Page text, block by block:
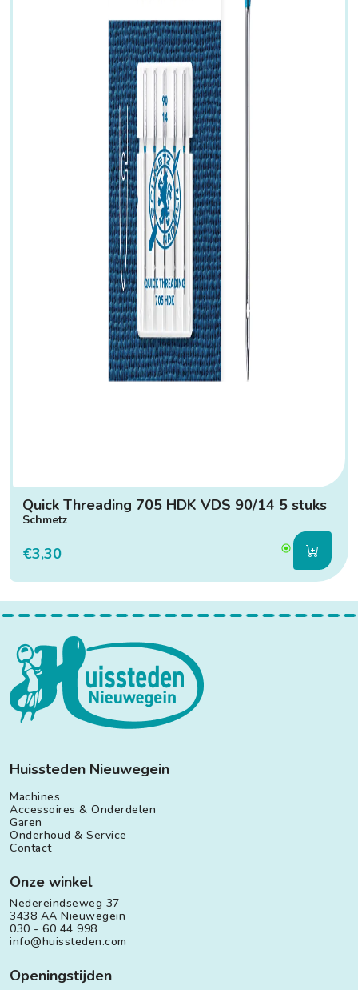
Quick Threading 705 HDK VDS 90/14 5 stuks
Schmetz
€3,30
Huissteden Nieuwegein
Machines
Accessoires & Onderdelen
Garen
Onderhoud & Service
Contact
Onze winkel
Nedereindseweg 37
3438 AA Nieuwegein
030 - 60 44 998
info@huissteden.com
Openingstijden